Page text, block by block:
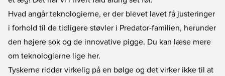
Hvad angår teknologierne, er der blevet lavet få justeringer
i forhold til de tidligere støvler i Predator-familien, herunder
den højere sok og de innovative pigge. Du kan læse mere
om teknologierne lige her.
Tyskerne ridder virkelig på en bølge og det virker ikke til at